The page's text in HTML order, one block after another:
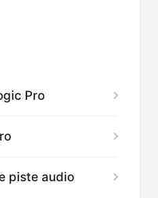
Pro
piste audio